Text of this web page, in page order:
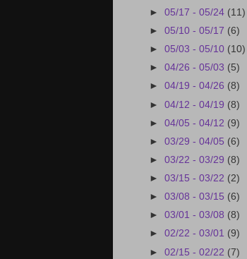
►05/17 - 05/24 (11)
►05/10 - 05/17 (6)
►05/03 - 05/10 (10)
►04/26 - 05/03 (5)
►04/19 - 04/26 (8)
►04/12 - 04/19 (8)
►04/05 - 04/12 (9)
►03/29 - 04/05 (6)
►03/22 - 03/29 (8)
►03/15 - 03/22 (2)
►03/08 - 03/15 (6)
►03/01 - 03/08 (8)
►02/22 - 03/01 (9)
►02/15 - 02/22 (7)